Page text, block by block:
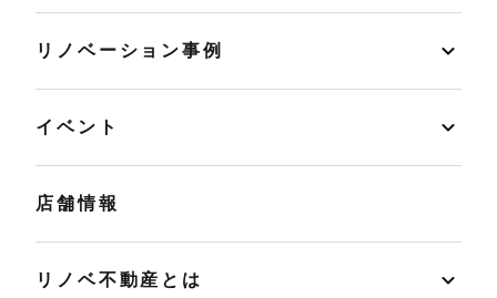
リノベーション事例
イベント
店舗情報
リノベ不動産とは